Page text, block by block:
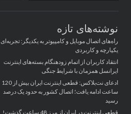
نوشته‌های تازه
راه‌های اتصال موبایل و کامپیوتر به یکدیگر: تجربه‌ای
یکپارچه و کاربردی
انتقاد کاربران از اتمام زودهنگام بسته‌های اینترنت
ایرانسل همزمان با شرایط جنگی
ادعای نت‌بلاکس: قطعی اینترنت ایران بیش از 120
ساعت ادامه یافت؛ اتصال کشور به حدود یک درصد
رسید
قطعی اینترنت در ایران از مرز 48 ساعت گذشت!